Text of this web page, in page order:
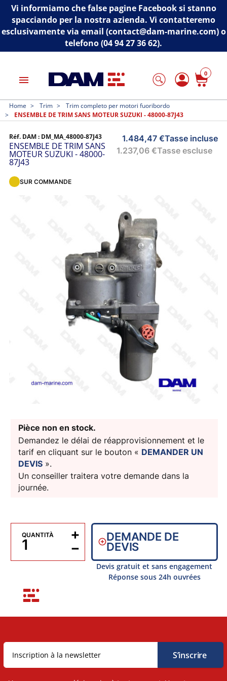
Vi informiamo che false pagine Facebook si stanno
spacciando per la nostra azienda. Vi contatteremo
esclusivamente via email (contact@dam-marine.com) o
telefono (04 94 27 36 62).
menu
0
Home Trim
Trim completo per motori fuoribordo
ENSEMBLE DE TRIM SANS MOTEUR SUZUKI - 48000-87J43
Réf. DAM : DM_MA_48000-87J43
ENSEMBLE DE TRIM SANS
MOTEUR SUZUKI - 48000-
87J43
1.484,47 €Tasse incluse
1.237,06 €Tasse escluse
SUR COMMANDE
Pièce non en stock.
Demandez le délai de réapprovisionnement et le
tarif en cliquant sur le bouton « DEMANDER UN
DEVIS».
Un conseiller traitera votre demande dans la
journée.
QUANTITÀ
−
+ DEMANDE DE
DEVIS
Devis gratuit et sans engagement
Réponse sous 24h ouvrées